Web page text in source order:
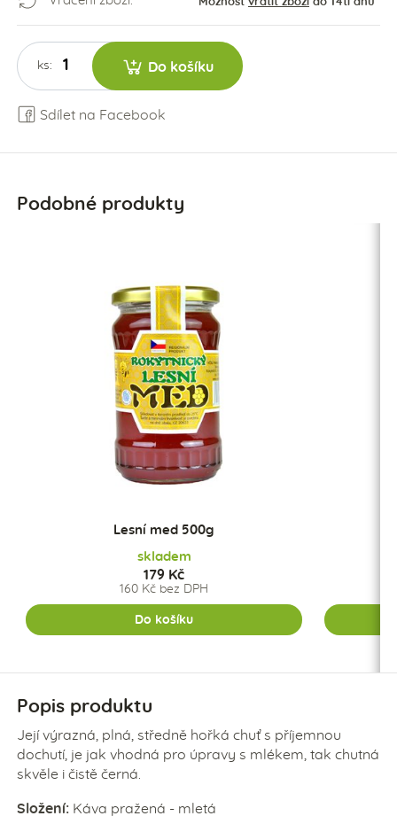
Možnost vrátit zboží do 14ti dnů
ks: Do košíku
Sdílet na Facebook
Podobné produkty
Lesní med 500g
skladem
179 Kč
160 Kč bez DPH
Do košíku
Popis produktu
Její výrazná, plná, středně hořká chuť s příjemnou
dochutí, je jak vhodná pro úpravy s mlékem, tak chutná
skvěle i čistě černá.
Složení: Káva pražená - mletá